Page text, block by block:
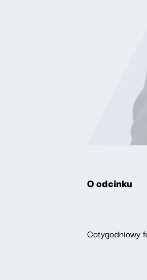
O odcinku
Cotygodniowy